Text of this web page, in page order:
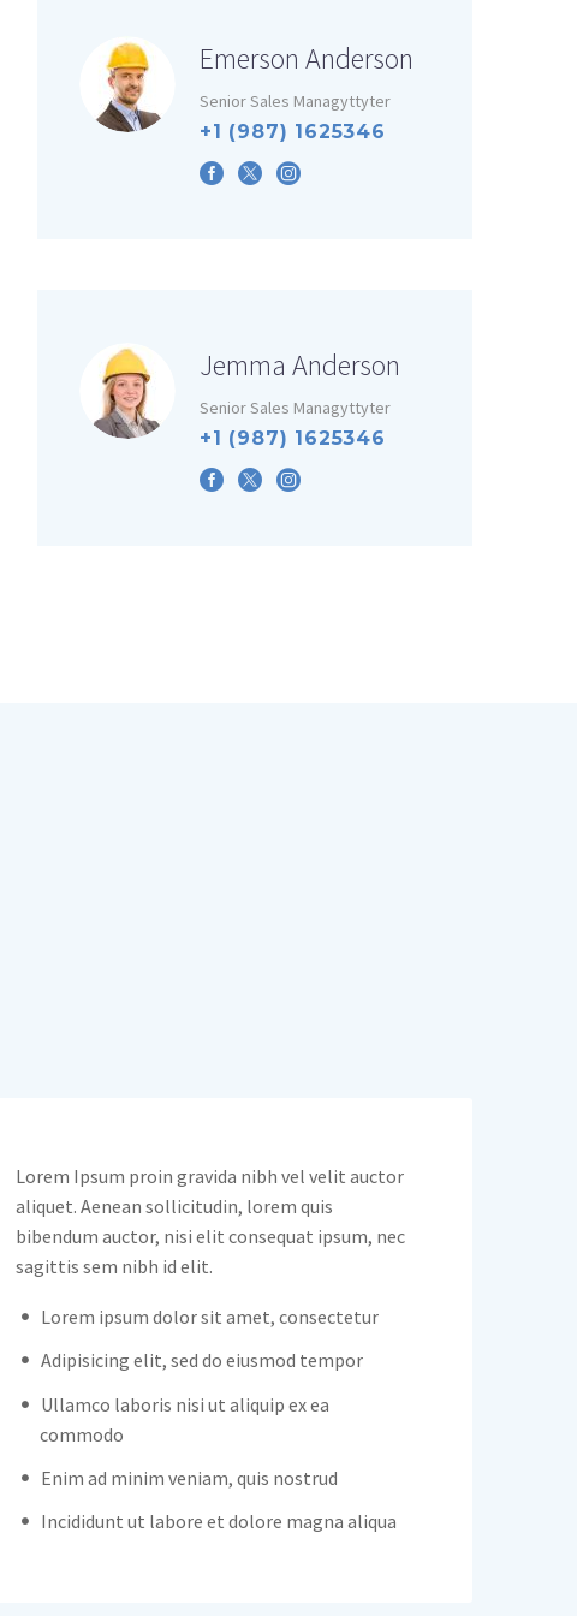
Emerson Anderson
Senior Sales Managyttyter
+1 (987) 1625346
Jemma Anderson
Senior Sales Managyttyter
+1 (987) 1625346
Lorem Ipsum proin gravida nibh vel velit auctor
aliquet. Aenean sollicitudin, lorem quis
bibendum auctor, nisi elit consequat ipsum, nec
sagittis sem nibh id elit.
Lorem ipsum dolor sit amet, consectetur
Adipisicing elit, sed do eiusmod tempor
Ullamco laboris nisi ut aliquip ex ea
commodo
Enim ad minim veniam, quis nostrud
Incididunt ut labore et dolore magna aliqua